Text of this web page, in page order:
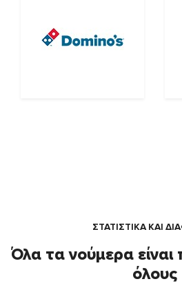
ΣΤΑΤΙΣΤΙΚΑ ΚΑΙ
Όλα τα νούμερα είναι
όλους